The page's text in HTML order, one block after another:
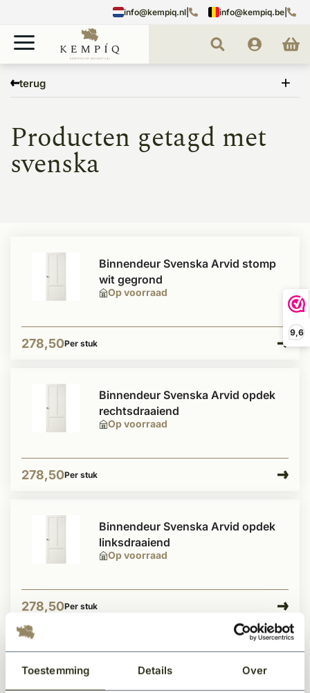
Toestemming Details Over
9,6
info@kempiq.nl info@kempiq.be
terug
svenska
Producten getagd met
svenska
Op voorraad
Binnendeur Svenska Arvid stomp
wit gegrond
278,50Per stuk
Op voorraad
Binnendeur Svenska Arvid opdek
rechtsdraaiend
278,50Per stuk
Op voorraad
Binnendeur Svenska Arvid opdek
linksdraaiend
278,50Per stuk